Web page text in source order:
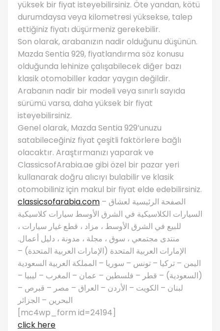
yüksek bir fiyat isteyebilirsiniz. Öte yandan, kötü
durumdaysa veya kilometresi yüksekse, talep
ettiğiniz fiyatı düşürmeniz gerekebilir.
Son olarak, arabanızın nadir olduğunu düşünün.
Mazda Sentia 929, fiyatlandırma söz konusu
olduğunda lehinize çalışabilecek diğer bazı
klasik otomobiller kadar yaygın değildir.
Arabanın nadir bir modeli veya sınırlı sayıda
sürümü varsa, daha yüksek bir fiyat
isteyebilirsiniz.
Genel olarak, Mazda Sentia 929’unuzu
satabileceğiniz fiyat çeşitli faktörlere bağlı
olacaktır. Araştırmanızı yaparak ve
ClassicsofArabia.ae gibi özel bir pazar yeri
kullanarak doğru alıcıyı bulabilir ve klasik
otomobiliniz için makul bir fiyat elde edebilirsiniz.
classicsofarabia.com – الصفحة الرئيسية لعشاق
السيارات الكلاسيكية في الشرق الأوسط سيارات كلاسيكية
للبيع في الشرق الأوسط ، مزاد ، قطع غيار سيارات ،
منتدى مجتمعي ، سوق ، مجلة ، مدونة ، دليل أعمال.
الإمارات العربية المتحدة (الإمارات العربية المتحدة) –
اليمن – تركيا – تونس – سوريا – المملكة العربية السعودية
(السعودية) – قطر – فلسطين – عمان – المغرب – ليبيا –
لبنان – الكويت – الأردن – العراق – مصر – قبرص –
البحرين – الجزائر
[mc4wp_form id=24194]
click here